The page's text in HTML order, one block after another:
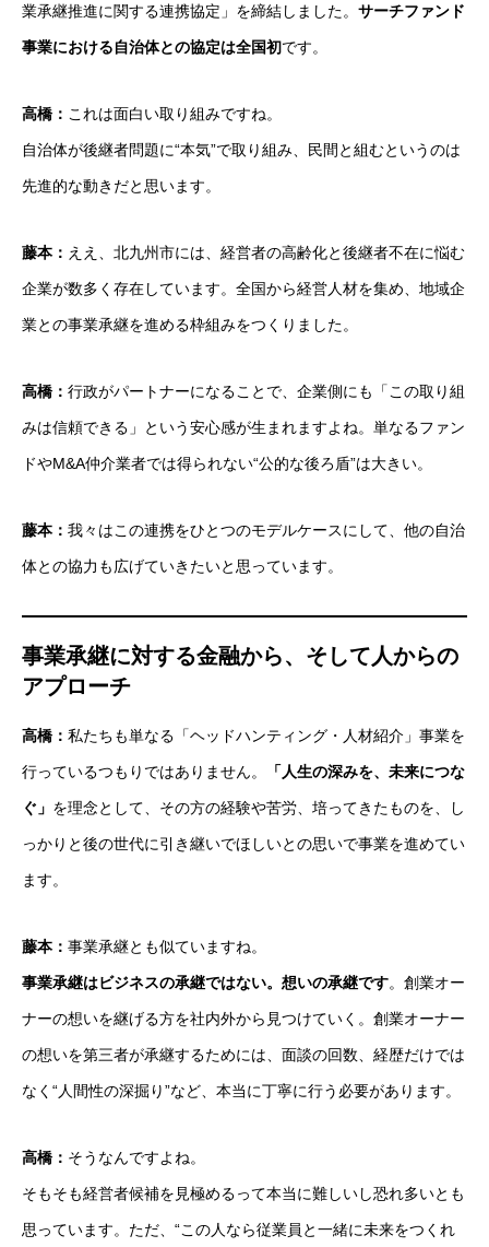
企業情報
エグゼクティブ
個人情報保護方針
業承継推進に関する連携協定」を締結しました。 サーチファンド
事業における自治体との協定は全国初です。
高橋： これは面白い取り組みですね。
自治体が後継者問題に“本気”で取り組み、民間と組むというのは
先進的な動きだと思います。
藤本： ええ、北九州市には、経営者の高齢化と後継者不在に悩む
企業が数多く存在しています。全国から経営人材を集め、地域企
業との事業承継を進める枠組みをつくりました。
高橋： 行政がパートナーになることで、企業側にも「この取り組
みは信頼できる」という安心感が生まれますよね。単なるファン
ドやM&A仲介業者では得られない“公的な後ろ盾”は大きい。
藤本： 我々はこの連携をひとつのモデルケースにして、他の自治
体との協力も広げていきたいと思っています。
事業承継に対する金融から、そして人からの
アプローチ
高橋： 私たちも単なる「ヘッドハンティング・人材紹介」事業を
行っているつもりではありません。 「人生の深みを、未来につな
ぐ」 を理念として、その方の経験や苦労、培ってきたものを、し
っかりと後の世代に引き継いでほしいとの思いで事業を進めてい
ます。
藤本： 事業承継とも似ていますね。
事業承継はビジネスの承継ではない。想いの承継です。創業オー
ナーの想いを継げる方を社内外から見つけていく。創業オーナー
の想いを第三者が承継するためには、面談の回数、経歴だけでは
なく“人間性の深掘り”など、本当に丁寧に行う必要があります。
高橋： そうなんですよね。
そもそも経営者候補を見極めるって本当に難しいし恐れ多いとも
思っています。ただ、“この人なら従業員と一緒に未来をつくれ